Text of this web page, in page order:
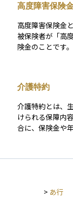
ば原則として税
場合や相続人の
55％の累進税率が適用されま
な非課税枠や控
することで税負
生命保険と同様
- 葬式費用の控
産から差し引くことができる また
減（1億6,000万
場によって税額
担を減らし、ス
高度障害保険
高度障害保険金
被保険者が「高
険金のことです
れます。 多くの場合、高度障害保険金は死亡保険金と同額であ
り、死亡時と同
保険金は、医療
く、予期せぬ重
ています。
介護特約
介護特約とは、
けられる保障内
合に、保険金や
資金を受け取ることができま
す。高齢化が進
> あ行